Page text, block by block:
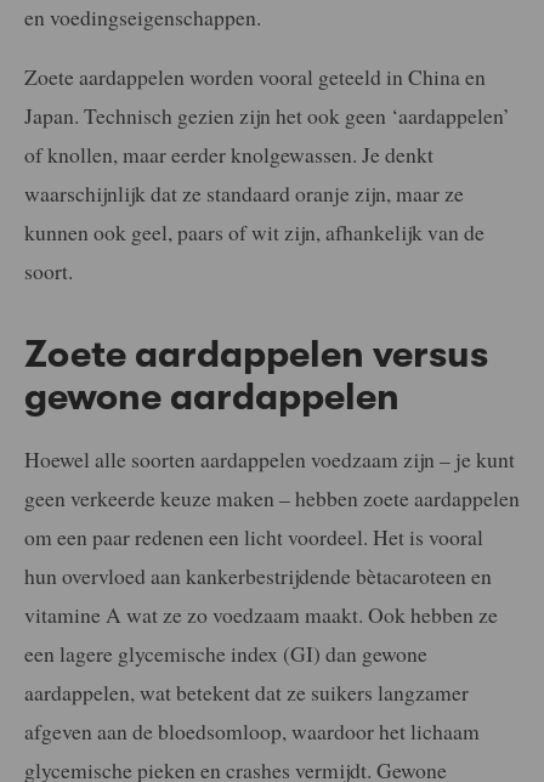
en voedingseigenschappen.
Zoete aardappelen worden vooral geteeld in China en
Japan. Technisch gezien zijn het ook geen ‘aardappelen’
of knollen, maar eerder knolgewassen. Je denkt
waarschijnlijk dat ze standaard oranje zijn, maar ze
kunnen ook geel, paars of wit zijn, afhankelijk van de
soort.
Zoete aardappelen versus
gewone aardappelen
Hoewel alle soorten aardappelen voedzaam zijn – je kunt
geen verkeerde keuze maken – hebben zoete aardappelen
om een paar redenen een licht voordeel. Het is vooral
hun overvloed aan kankerbestrijdende bètacaroteen en
vitamine A wat ze zo voedzaam maakt. Ook hebben ze
een lagere glycemische index (GI) dan gewone
aardappelen, wat betekent dat ze suikers langzamer
afgeven aan de bloedsomloop, waardoor het lichaam
glycemische pieken en crashes vermijdt. Gewone